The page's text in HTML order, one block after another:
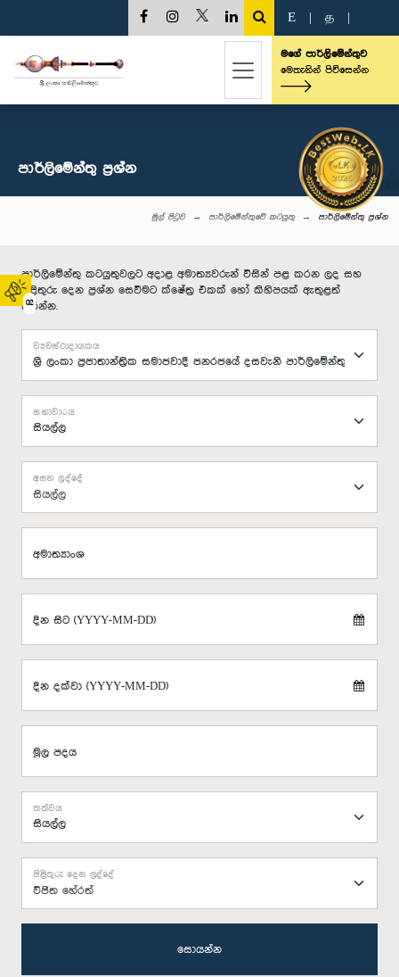
02
E த
මගේ පාර්ලිමේන්තුව
මෙතැනින් පිවිසෙන්න
පාර්ලි‌මේන්තු‌ ප්‍රශ්න
මුල් පිටුව පාර්ලිමේන්තුවේ කටයුතු පාර්ලි‌මේන්තු‌ ප්‍රශ්න
පාර්ලිමේන්තු කටයුතුවලට අදාළ අමාත්‍යවරුන් විසින් පළ කරන ලද සහ
පිළිතුරු දෙන ප්‍රශ්න සෙවීමට ක්ෂේත්‍ර එකක් හෝ කිහිපයක් ඇතුළත්
කරන්න.
ව්‍යවස්ථාදායකය
සභාවාරය
සියල්ල
අසන ලද්දේ
අමාත්‍යාංශ
දින සිට (YYYY-MM-DD)
දින දක්වා (YYYY-MM-DD)
මූල පදය
තත්වය
විජිත හේරත්
පිළිතුරු දෙන ලද්දේ
සොයන්න